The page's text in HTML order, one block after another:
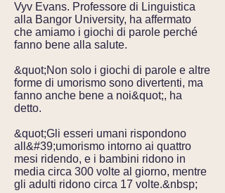
Vyv Evans. Professore di Linguistica
alla Bangor University, ha affermato
che amiamo i giochi di parole perché
fanno bene alla salute.
&quot;Non solo i giochi di parole e altre
forme di umorismo sono divertenti, ma
fanno anche bene a noi&quot;, ha
detto.
&quot;Gli esseri umani rispondono
all&#39;umorismo intorno ai quattro
mesi ridendo, e i bambini ridono in
media circa 300 volte al giorno, mentre
gli adulti ridono circa 17 volte.&nbsp;